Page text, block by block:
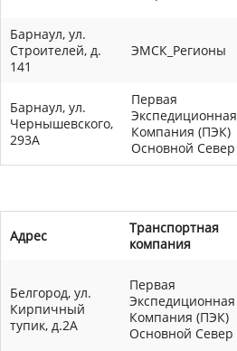
Барнаул, ул.
Строителей, д.
141
ЭМСК_Регионы
Барнаул, ул.
Чернышевского,
293А
Первая
Экспедиционная
Компания (ПЭК)
Основной Север
Адрес
Транспортная
компания
Белгород, ул.
Кирпичный
тупик, д.2А
Первая
Экспедиционная
Компания (ПЭК)
Основной Север